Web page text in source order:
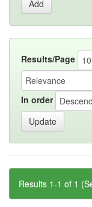
Results/Page
In order
Results 1-1 of 1